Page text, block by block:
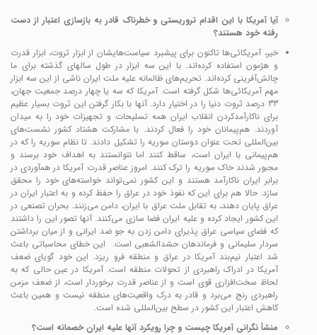
آیا آمریکا با این اقدام تروریستی و خطرناک قادر به بازسازی اعتبار از دست
رفته خود هستند؟
خیر، آمریکائی‌ها تاکنون برای پیشبرد سیاست‌هایشان از ابزار ثروت، ابزار قدرت
و هژمون استفاده کرده‌اند. با این سه ابزار در طول سالهای گذشته برای ما
چالش‌آفرینی کرده‌اند. تحریم‌های ظالمانه علیه ملت ایران ناشی از این سه ابزار
مهم آمریکائی‌ها شکل گرفته است. آمریکا که سه یا چهار درصد جمعیت جهان،
33 درصد ثروت دنیا را در اختیار دارد. آنها با بکار گرفتن این ثروت بسیار عظیم
برای ناکارآمدکردن انقلاب ایران همه تسلیحات و تجهیزات خود را به میدان
آوردند. هم‌پیمانان خود را فعال کردند. با مشارکت هشتاد کشور نشست‌های
بین‌المللی تحت عنوان دوستان سوریه را تشکیل دادند. تا نظام سوریه را که در
هم‌پیمانی با ایران است، ساقط کنند اما نتوانستند به اهداف خود برسند و
مجبور شدند خاک سوریه را ترک کنند. امروز عناصر قدرت آمریکا در همآوردی در
برابر ایران ناکارآمد هستند و این کشور نمی‌تواند خواسته‌های خود را محقق
سازد. حالا هم برای این که نفوذ خود در عراق را حفظ کرده و به اعتبار ایران در
عراق پایان دهند، به تقابل ملت عراق با ایران، دامن می‌زنند. بحران تصنعی در
این کشور ایجاد کرده و علیه ایران فضا سازی می‌کنند. آنها تصور این را داشتند
که فضای سیاسی عراق پذیرای دامن زدن به جو ضد ایرانی و از میان برداشتن
سردار سلیمانی و فرماندهان حشدالشعبی است. این خطای محاسباتی باعث
شد اعتبار نیم‌بند آمریکا در عراق و منطقه فرو ریزد. این خود گویای ضعف
آمریکا در ادراک راهبردی از تحولات منطقه است. آمریکا در عین حالی که به
لحاظ سخت‌افزاری قوی است و از عناصر قدرت برخوردار است، از ضعف مزمن
راهبردی رنج می‌برد و قادر به درک واقعیت‌های منطقه نیست و همین باعث
کاهش اعتبار این کشور در سطح بین‌المللی شده است.
منشأ نگرانی آمریکا چیست و چرا رویکرد آنها علیه ایران خصمانه است؟